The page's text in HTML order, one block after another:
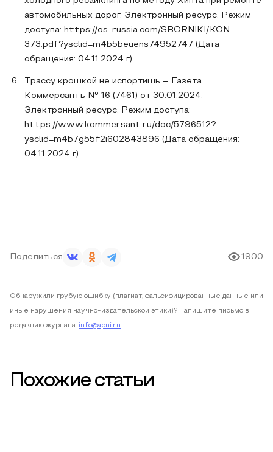
автомобильных дорог. Электронный ресурс. Режим
доступа: https://os-russia.com/SBORNIKI/KON-
373.pdf?ysclid=m4b5beuens74952747 (Дата
обращения: 04.11.2024 г).
Трассу крошкой не испортишь – Газета
Коммерсантъ № 16 (7461) от 30.01.2024.
Электронный ресурс. Режим доступа:
https://www.kommersant.ru/doc/5796512?
ysclid=m4b7g55f2i602843896 (Дата обращения:
04.11.2024 г).
Поделиться 1900
Обнаружили грубую ошибку (плагиат, фальсифицированные данные или
иные нарушения научно-издательской этики)? Напишите письмо в
редакцию журнала: info@apni.ru
Похожие статьи